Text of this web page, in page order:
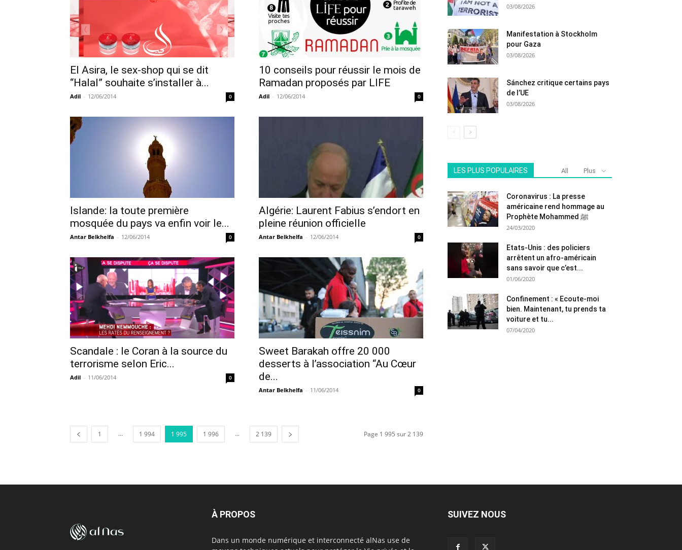
El Asira, le sex-shop qui se dit
“Halal” souhaite s’installer à...
Adil - 12/06/2014 0
10 conseils pour réussir le mois de
Ramadan proposés par LIFE
Adil - 12/06/2014 0
Islande: la toute première
mosquée du pays va enfin voir le...
Antar Belkhelfa - 12/06/2014 0
Algérie: Laurent Fabius s’endort en
pleine réunion officielle
Antar Belkhelfa - 12/06/2014 0
Scandale : le Coran à la source du
terrorisme selon Eric...
Adil - 11/06/2014 0
Sweet Barakah offre 20 000
desserts à l’association “Au Cœur
de...
Antar Belkhelfa - 11/06/2014 0
1 ... 1 994 1 995 1 996 ... 2 139 Page 1 995 sur 2 139
03/08/2026
Manifestation à Stockholm
pour Gaza
03/08/2026
Sánchez critique certains pays
de l’UE
03/08/2026
LES PLUS POPULAIRES All Plus
Coronavirus : La presse
américaine rend hommage au
Prophète Mohammed ﷺ
24/03/2020
Etats-Unis : des policiers
arrêtent un afro-américain
sans savoir que c’est...
01/06/2020
Confinement : « Ecoute-moi
bien. Maintenant, tu prends ta
voiture et tu...
07/04/2020
À PROPOS
Dans un monde numérique et interconnecté alNas use de
SUIVEZ NOUS